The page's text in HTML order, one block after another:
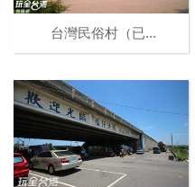
台灣民俗村（已...